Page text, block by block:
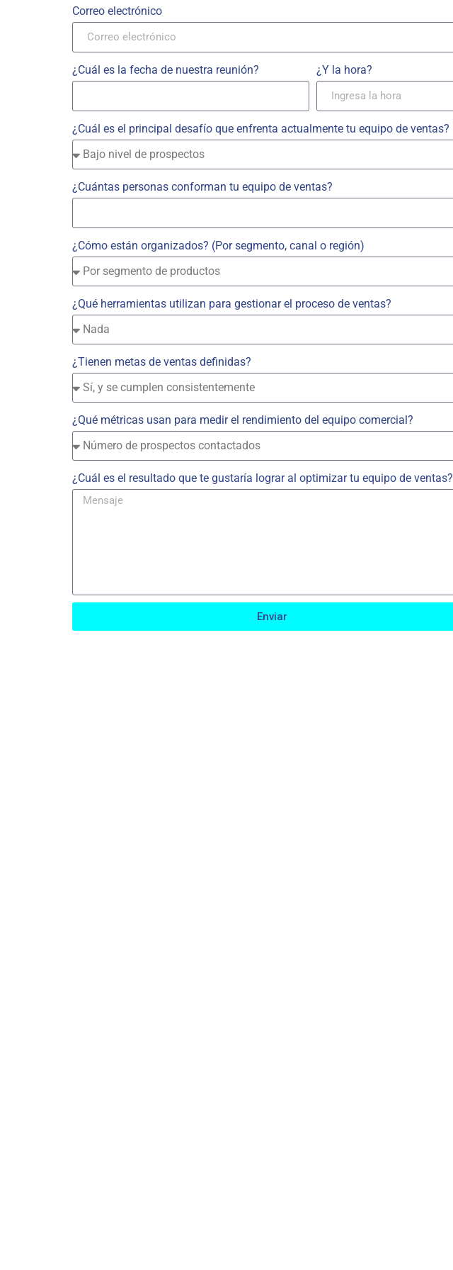
Correo electrónico
¿Cuál es la fecha de nuestra reunión? ¿Y la hora?
¿Cuál es el principal desafío que enfrenta actualmente tu equipo de ventas?
¿Cuántas personas conforman tu equipo de ventas?
¿Cómo están organizados? (Por segmento, canal o región)
¿Qué herramientas utilizan para gestionar el proceso de ventas?
¿Tienen metas de ventas definidas?
¿Qué métricas usan para medir el rendimiento del equipo comercial?
¿Cuál es el resultado que te gustaría lograr al optimizar tu equipo de ventas?
Enviar